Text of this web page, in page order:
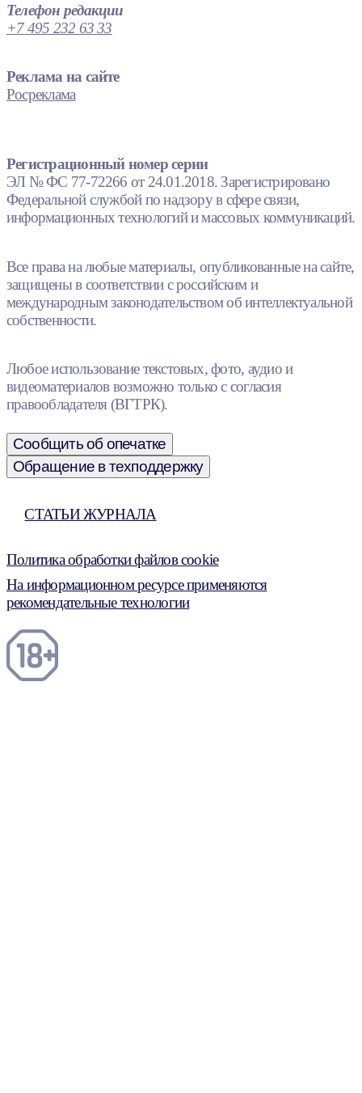
Телефон редакции
+7 495 232 63 33
Реклама на сайте
Росреклама
Регистрационный номер серии
ЭЛ № ФС 77-72266 от 24.01.2018. Зарегистрировано
Федеральной службой по надзору в сфере связи,
информационных технологий и массовых коммуникаций.
Все права на любые материалы, опубликованные на сайте,
защищены в соответствии с российским и
международным законодательством об интеллектуальной
собственности.
Любое использование текстовых, фото, аудио и
видеоматериалов возможно только с согласия
правообладателя (ВГТРК).
Сообщить об опечатке
Обращение в техподдержку
СТАТЬИ ЖУРНАЛА
Политика обработки файлов cookie
На информационном ресурсе применяются
рекомендательные технологии